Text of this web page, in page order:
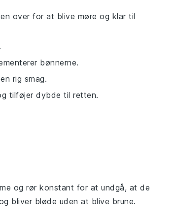
over for at blive møre og klar til
bønnerne.
rig smag.
tilføjer dybde til retten.
og rør konstant for at undgå, at de
bliver bløde uden at blive brune.